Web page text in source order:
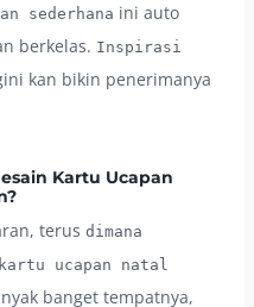
sederhana ini auto
berkelas. Inspirasi
kan bikin penerimanya
Kartu Ucapan
terus dimana
ucapan natal
banget tempatnya,